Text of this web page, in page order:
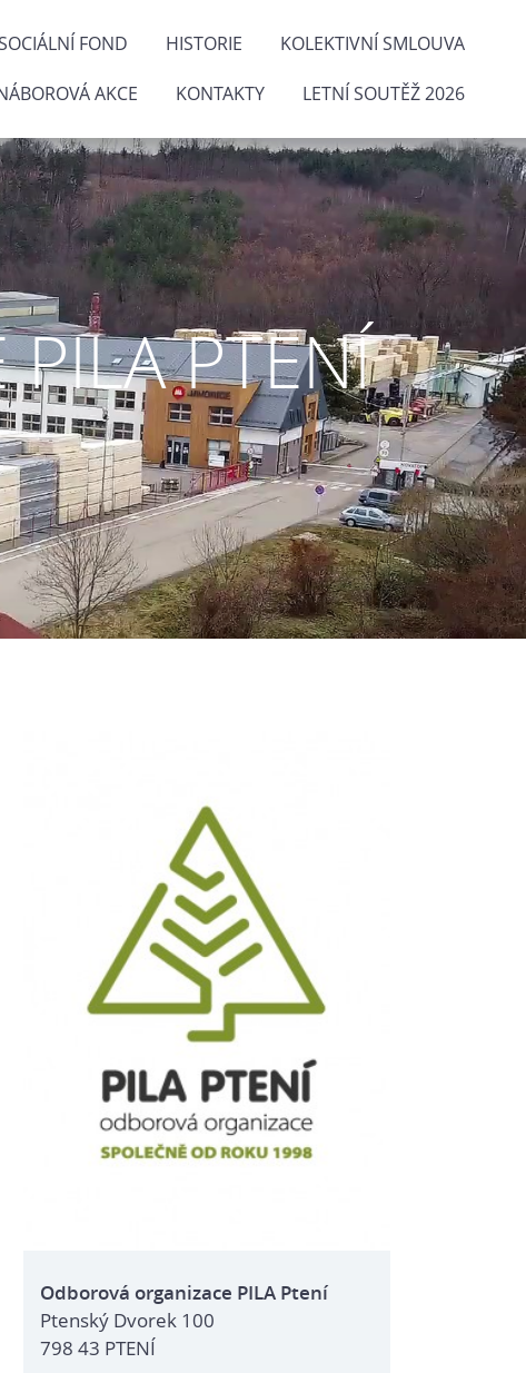
FOND HISTORIE KOLEKTIVNÍ SMLOUVA
AKCE KONTAKTY LETNÍ SOUTĚŽ 2026
PTENÍ
Odborová organizace PILA Ptení
Ptenský Dvorek 100
798 43 PTENÍ